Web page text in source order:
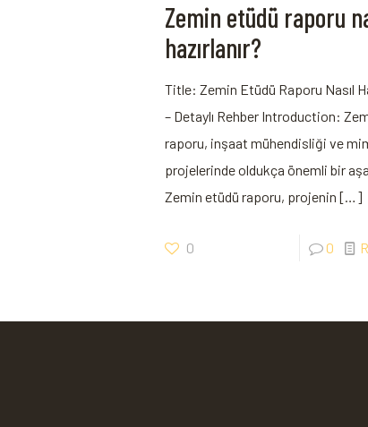
Zemin etüdü raporu
hazırlanır?
Title: Zemin Etüdü Raporu Nasıl
– Detaylı Rehber Introduction:
raporu, inşaat mühendisliği ve
projelerinde oldukça önemli bir
Zemin etüdü raporu, projenin […]
0 0